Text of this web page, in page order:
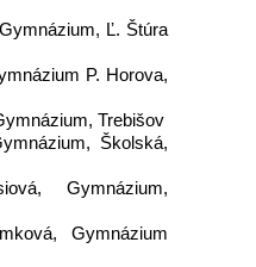
Ľ. Štúra
P. Horova,
Trebišov
Školská,
Gymnázium,
Gymnázium